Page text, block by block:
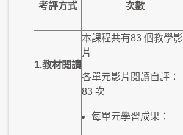
考評方式 次數
1.教材閱讀
本課程共有83 個教學影
片
各單元影片閱讀自評：
83 次
每單元學習成果：